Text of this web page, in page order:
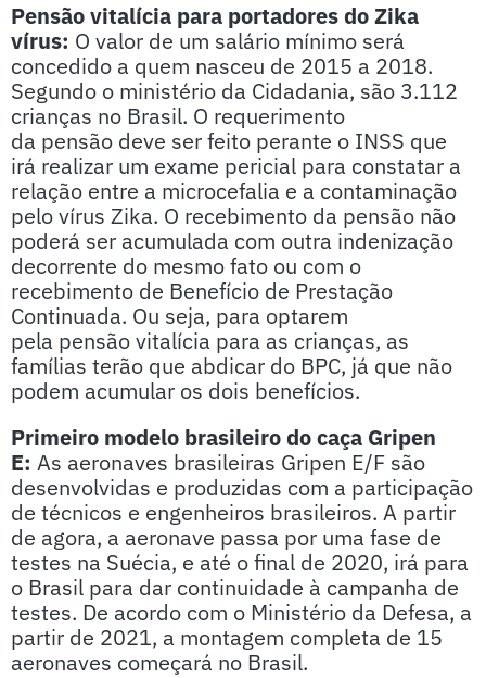
Pensão vitalícia para portadores do Zika
vírus: O valor de um salário mínimo será
concedido a quem nasceu de 2015 a 2018.
Segundo o ministério da Cidadania, são 3.112
crianças no Brasil. O requerimento
da pensão deve ser feito perante o INSS que
irá realizar um exame pericial para constatar a
relação entre a microcefalia e a contaminação
pelo vírus Zika. O recebimento da pensão não
poderá ser acumulada com outra indenização
decorrente do mesmo fato ou com o
recebimento de Benefício de Prestação
Continuada. Ou seja, para optarem
pela pensão vitalícia para as crianças, as
famílias terão que abdicar do BPC, já que não
podem acumular os dois benefícios.
Primeiro modelo brasileiro do caça Gripen
E: As aeronaves brasileiras Gripen E/F são
desenvolvidas e produzidas com a participação
de técnicos e engenheiros brasileiros. A partir
de agora, a aeronave passa por uma fase de
testes na Suécia, e até o final de 2020, irá para
o Brasil para dar continuidade à campanha de
testes. De acordo com o Ministério da Defesa, a
partir de 2021, a montagem completa de 15
aeronaves começará no Brasil.